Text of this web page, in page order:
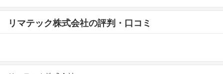
リマテック株式会社の評判・口コミ